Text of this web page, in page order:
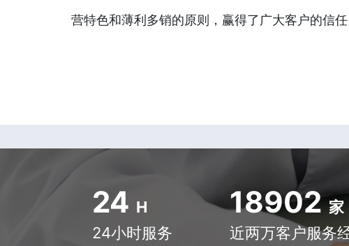
营特色和薄利多销的原则，赢得了广大客户的信任
24 H
24小时服务
18902 家
近两万客户服务